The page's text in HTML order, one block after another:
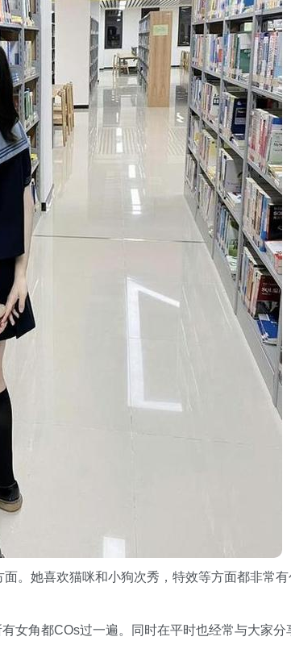
。她喜欢猫咪和小狗次秀，特效等方面都非常有
女角都COs过一遍。同时在平时也经常与大家分